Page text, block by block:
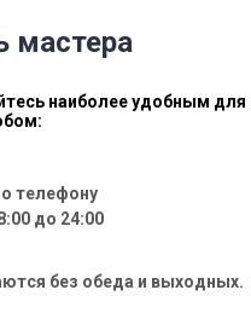
мастера
наиболее удобным для
телефону
до 24:00
без обеда и выходных.